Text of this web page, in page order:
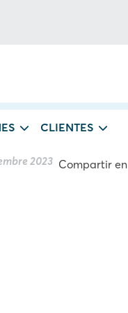
CLIENTES
2023 Compartir en